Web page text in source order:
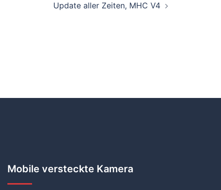
Update aller Zeiten, MHC V4
Mobile versteckte Kamera